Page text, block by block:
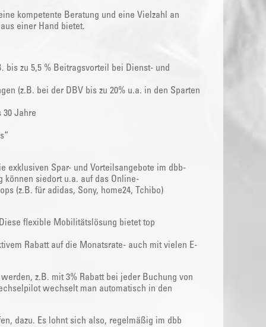
kompetente Beratung und eine Vielzahl an
einer Hand bietet.
bis zu 5,5 % Beitragsvorteil bei Dienst- und
(z.B. bei der DBV bis zu 20% u.a. in den Sparten
30 Jahre
exklusiven Spar- und Vorteilsangebote im dbb-
können siedort u.a. auf das Online-
(z.B. für adidas, Sony, home24, Tchibo)
flexible Mobilitätslösung bietet top
Rabatt auf die Monatsrate- auch mit vielen E-
z.B. mit 3% Rabatt bei jeder Buchung von
wechselt man automatisch in den
dazu. Es lohnt sich also, regelmäßig im dbb